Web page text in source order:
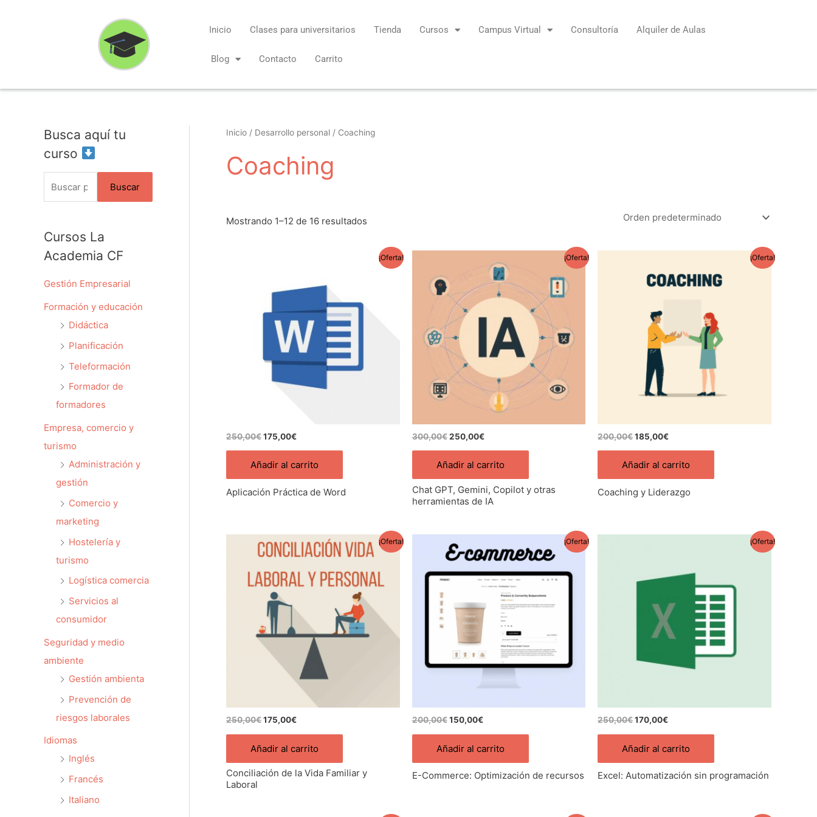
Inicio Clases para universitarios Tienda Cursos Campus Virtual Consultoría Alquiler de Aulas
Blog Contacto Carrito
Busca aquí tu
curso
B
u
s
p
o
r
Buscar
Cursos La
Academia CF
Gestión Empresarial
Formación y educación
Didáctica
Planificación
Teleformación
Formador de
formadores
Empresa, comercio y
turismo
Administración y
gestión
Comercio y
marketing
Hostelería y
turismo
Logística comercia
Servicios al
consumidor
Seguridad y medio
ambiente
Gestión ambienta
Prevención de
riesgos laborales
Idiomas
Inglés
Francés
Italiano
Inicio / Desarrollo personal / Coaching
Coaching
Mostrando 1–12 de 16 resultados
¡Oferta!
250,00€
250,00€.
175,00€
es:
Añadir al carrito
Aplicación Práctica de Word
¡Oferta!
300,00€
300,00€.
250,00€
precio
actual
es:
250,00€.
Añadir al carrito
Chat GPT, Gemini, Copilot y otras
herramientas de IA
¡Oferta!
200,00€
original
era:
185,00€
actual
es:
Añadir al carrito
Coaching y Liderazgo
¡Oferta!
250,00€
precio
original
era:
250,00€.
175,00€
precio
actual
es:
175,00€.
Añadir al carrito
Conciliación de la Vida Familiar y
Laboral
¡Oferta!
200,00€
precio
original
era:
200,00€.
150,00€
precio
actual
es:
150,00€.
Añadir al carrito
E-Commerce: Optimización de recursos
¡Oferta!
250,00€
250,00€.
170,00€
170,00€.
Añadir al carrito
Excel: Automatización sin programación